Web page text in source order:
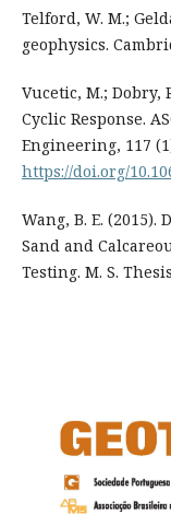
Telford, W. M.;
geophysics.
Vucetic, M.; Dobry,
Cyclic Response.
Engineering, 117
https://doi.org/
Wang, B. E.
Sand and
Testing. M. S.